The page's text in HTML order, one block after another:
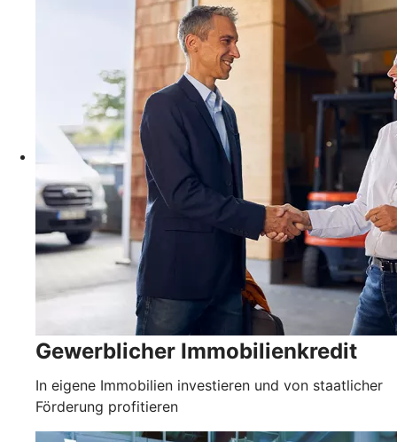
Gewerblicher Immobilienkredit
In eigene Immobilien investieren und von staatlicher
Förderung profitieren